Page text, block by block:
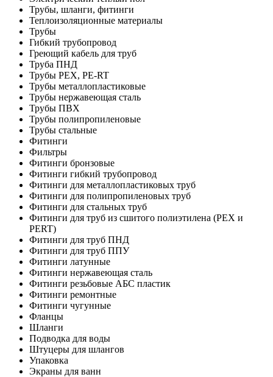
Трубы, шланги, фитинги
Теплоизоляционные материалы
Трубы
Гибкий трубопровод
Греющий кабель для труб
Труба ПНД
Трубы PEX, PE-RT
Трубы металлопластиковые
Трубы нержавеющая сталь
Трубы ПВХ
Трубы полипропиленовые
Трубы стальные
Фитинги
Фильтры
Фитинги бронзовые
Фитинги гибкий трубопровод
Фитинги для металлопластиковых труб
Фитинги для полипропиленовых труб
Фитинги для стальных труб
Фитинги для труб из сшитого полиэтилена (PEX и
PERT)
Фитинги для труб ПНД
Фитинги для труб ППУ
Фитинги латунные
Фитинги нержавеющая сталь
Фитинги резьбовые АБС пластик
Фитинги ремонтные
Фитинги чугунные
Фланцы
Шланги
Подводка для воды
Штуцеры для шлангов
Упаковка
Экраны для ванн